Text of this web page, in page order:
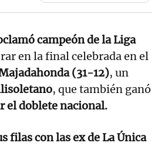
campeón de la Liga
en la final celebrada en el
(31-12), un
, que también ganó
el doblete nacional.
filas con las ex de La Única